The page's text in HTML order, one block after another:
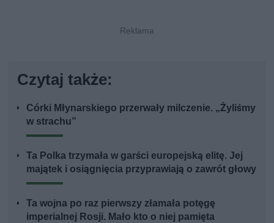
Czytaj także:
Córki Młynarskiego przerwały milczenie. „Żyliśmy
w strachu”
Ta Polka trzymała w garści europejską elitę. Jej
majątek i osiągnięcia przyprawiają o zawrót głowy
Ta wojna po raz pierwszy złamała potęgę
imperialnej Rosji. Mało kto o niej pamięta